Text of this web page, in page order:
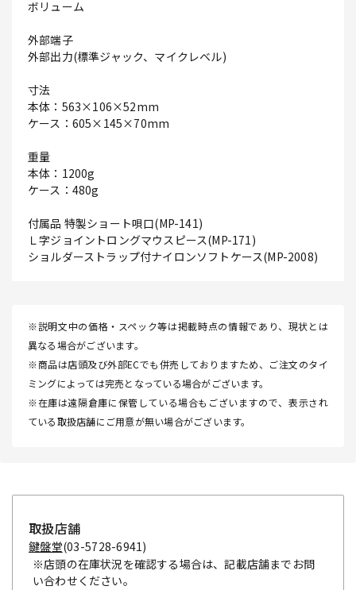
ボリューム
外部端子
外部出力(標準ジャック、マイクレベル)
寸法
本体：563×106×52mm
ケース：605×145×70mm
重量
本体：1200g
ケース：480g
付属品 特製ショート唄口(MP-141)
Ｌ字ジョイントロングマウスピース(MP-171)
ショルダーストラップ付ナイロンソフトケース(MP-2008)
※説明文中の価格・スペック等は掲載時点の情報であり、現状とは
異なる場合がございます。
※商品は店頭及び外部ECでも併売しておりますため、ご注文のタイ
ミングによっては完売となっている場合がございます。
※在庫は遠隔倉庫に保管している場合もございますので、表示され
ている取扱店舗にご用意が無い場合がございます。
取扱店舗
鍵盤堂(03-5728-6941)
※店頭の在庫状況を確認する場合は、記載店舗までお問
い合わせください。